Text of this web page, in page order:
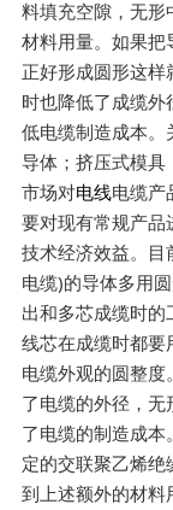
料填充空隙，无形
材料用量。如果
正好形成圆形这
时也降低了成缆
低电缆制造成本。
导体；挤压式模
市场对电线电缆产
要对现有常规产品
技术经济效益。目
电缆)的导体多用
出和多芯成缆时
线芯在成缆时都要
电缆外观的圆整
了电缆的外径，
了电缆的制造成
定的交联聚乙烯
到上述额外的材